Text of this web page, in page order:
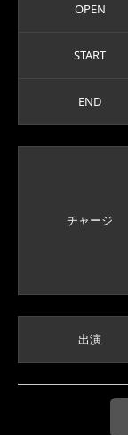
OPEN
START
END
チャージ
出演